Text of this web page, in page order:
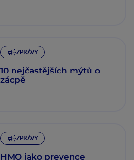
ZPRÁVY
10 nejčastějších mýtů o
zácpě
ZPRÁVY
HMO jako prevence